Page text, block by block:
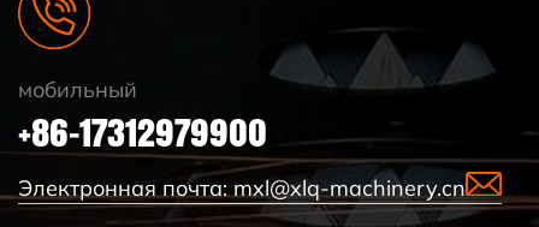
мобильный
+86-17312979900
Электронная почта: mxl@xlq-machinery.cn